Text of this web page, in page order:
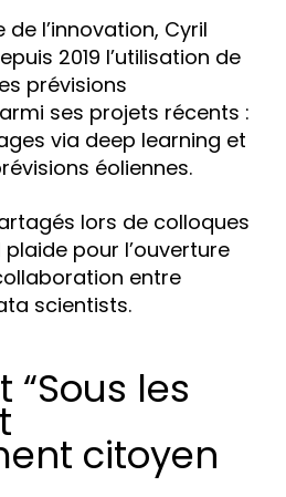
l’innovation, Cyril
2019 l’utilisation de
prévisions
ses projets récents :
via deep learning et
éoliennes.
lors de colloques
pour l’ouverture
entre
scientists.
“Sous les
citoyen